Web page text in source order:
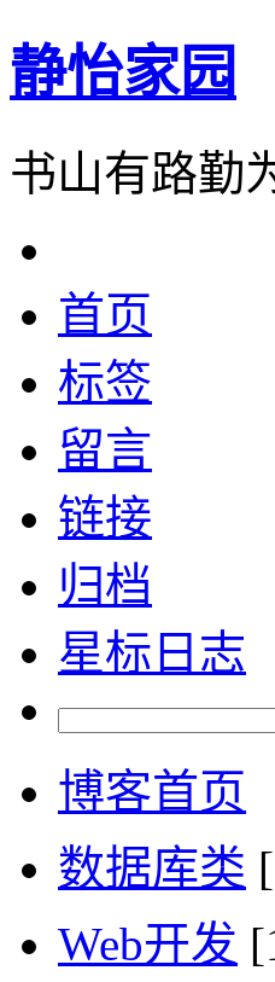
静怡家园
书山有路勤
首页
标签
留言
链接
归档
星标日志
博客首页
数据库类
Web开发